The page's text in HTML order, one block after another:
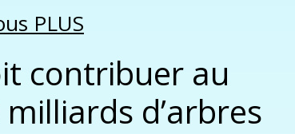
PLUS
contribuer au
d’arbres